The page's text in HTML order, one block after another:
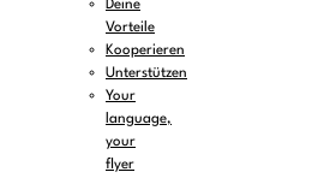
Deine
Vorteile
Kooperieren
Unterstützen
Your
language,
your
flyer